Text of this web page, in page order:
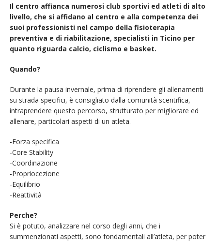
Il centro affianca numerosi club sportivi ed atleti di alto
livello, che si affidano al centro e alla competenza dei
suoi professionisti nel campo della fisioterapia
preventiva e di riabilitazione, specialisti in Ticino per
quanto riguarda calcio, ciclismo e basket.
Quando?
Durante la pausa invernale, prima di riprendere gli allenamenti
su strada specifici, è consigliato dalla comunità scentifica,
intraprendere questo percorso, strutturato per migliorare ed
allenare, particolari aspetti di un atleta.
-Forza specifica
-Core Stability
-Coordinazione
-Propriocezione
-Equilibrio
-Reattività
Perche?
Si è potuto, analizzare nel corso degli anni, che i
summenzionati aspetti, sono fondamentali all’atleta, per poter